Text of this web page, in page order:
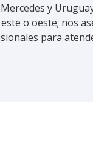
y
o oeste; nos
para